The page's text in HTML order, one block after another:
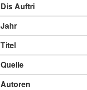
Dis Auftri
Jahr
Titel
Quelle
Autoren